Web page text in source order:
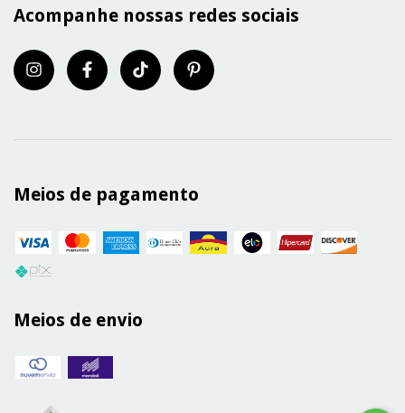
Acompanhe nossas redes sociais
Meios de pagamento
Meios de envio